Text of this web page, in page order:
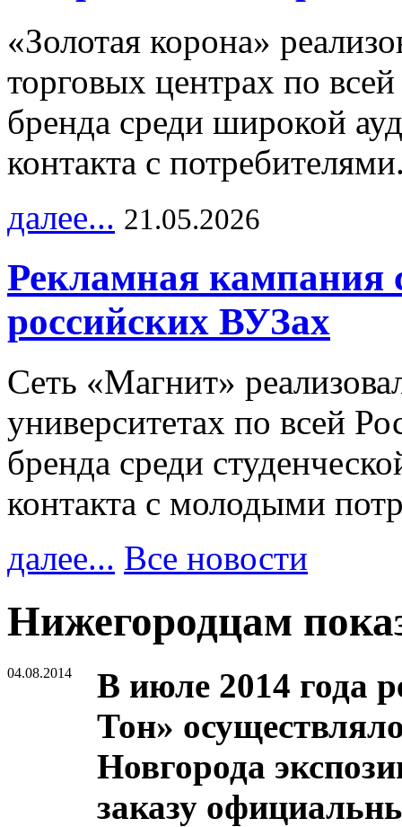
«Золотая корона»
торговых центрах по
бренда среди широкой
контакта с
далее... 21.05.2026
Рекламная кампания
российских ВУЗах
Сеть «Магнит»
университетах по всей
бренда среди
контакта с молодыми
далее... Все новости
Нижегородцам
04.08.2014
В июле 2014 года
Тон»
Новгорода
заказу